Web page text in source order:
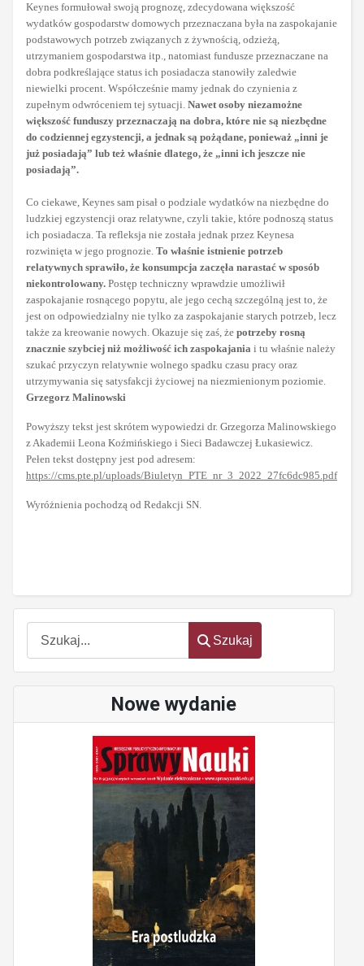
Szukaj
Szukaj
Nowe wydanie
Keynes formułował swoją prognozę, zdecydowana większość
wydatków gospodarstw domowych przeznaczana była na zaspokajanie
podstawowych potrzeb związanych z żywnością, odzieżą,
utrzymaniem gospodarstwa itp., natomiast fundusze przeznaczane na
dobra podkreślające status ich posiadacza stanowiły zaledwie
niewielki procent. Współcześnie mamy jednak do czynienia z
zupełnym odwróceniem tej sytuacji. Nawet osoby niezamożne
większość funduszy przeznaczają na dobra, które nie są niezbędne
do codziennej egzystencji, a jednak są pożądane, ponieważ „inni je
już posiadają” lub też właśnie dlatego, że „inni ich jeszcze nie
posiadają”.
Co ciekawe, Keynes sam pisał o podziale wydatków na niezbędne do
ludzkiej egzystencji oraz relatywne, czyli takie, które podnoszą status
ich posiadacza. Ta refleksja nie została jednak przez Keynesa
rozwinięta w jego prognozie. To właśnie istnienie potrzeb
relatywnych sprawiło, że konsumpcja zaczęła narastać w sposób
niekontrolowany. Postęp techniczny wprawdzie umożliwił
zaspokajanie rosnącego popytu, ale jego cechą szczególną jest to, że
jest on odpowiedzialny nie tylko za zaspokajanie starych potrzeb, lecz
także za kreowanie nowych. Okazuje się zaś, że potrzeby rosną
znacznie szybciej niż możliwość ich zaspokajania i tu właśnie należy
szukać przyczyn relatywnie wolnego spadku czasu pracy oraz
utrzymywania się satysfakcji życiowej na niezmienionym poziomie.
Grzegorz Malinowski
Powyższy tekst jest skrótem wypowiedzi dr. Grzegorza Malinowskiego
z Akademii Leona Koźmińskiego i Sieci Badawczej Łukasiewicz.
Pełen tekst dostępny jest pod adresem:
https://cms.pte.pl/uploads/Biuletyn_PTE_nr_3_2022_27fc6dc985.pdf
Wyróżnienia pochodzą od Redakcji SN.